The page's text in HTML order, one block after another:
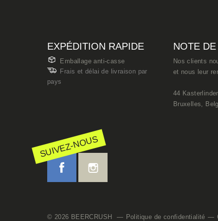
EXPÉDITION RAPIDE
Emballage anti-casse
Frais et délai de livraison par
pays
NOTE
Nos clients
et nous leur
44
Bruxelles,
SUIVEZ-NOUS
© 2026 BEERCRUSH Politique de confidentialité